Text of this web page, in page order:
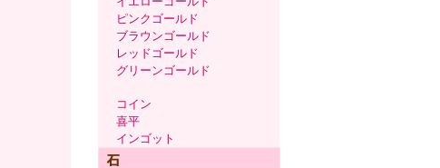
ピンクゴールド
ブラウンゴールド
レッドゴールド
グリーンゴールド
コイン
喜平
インゴット